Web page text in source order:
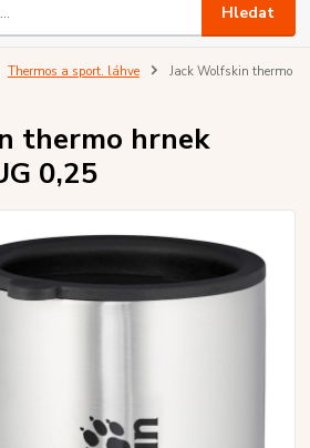
Hledat
Thermos a sport. láhve
Jack Wolfskin thermo
thermo hrnek
0,25